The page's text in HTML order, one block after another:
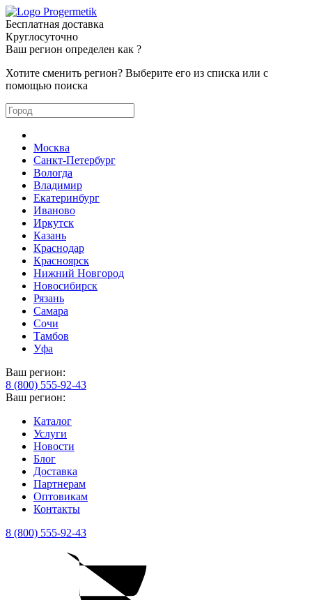
Бесплатная доставка
Круглосуточно
Ваш регион определен как ?
Хотите сменить регион? Выберите его из списка или с
помощью поиска
Москва
Санкт-Петербург
Вологда
Владимир
Екатеринбург
Иваново
Иркутск
Казань
Краснодар
Красноярск
Нижний Новгород
Новосибирск
Рязань
Самара
Сочи
Тамбов
Уфа
Ваш регион:
8 (800) 555-92-43
Ваш регион:
Каталог
Услуги
Новости
Блог
Доставка
Партнерам
Оптовикам
Контакты
8 (800) 555-92-43